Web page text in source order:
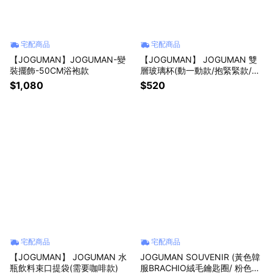
宅配商品
【JOGUMAN】JOGUMAN-變
裝擺飾-50CM浴袍款
$1,080
宅配商品
【JOGUMAN】 JOGUMAN 雙
層玻璃杯(動一動款/抱緊緊款/拉
長長款)
$520
宅配商品
【JOGUMAN】 JOGUMAN 水
瓶飲料束口提袋(需要咖啡款)
宅配商品
JOGUMAN SOUVENIR (黃色韓
服BRACHIO絨毛鑰匙圈/ 粉色韓